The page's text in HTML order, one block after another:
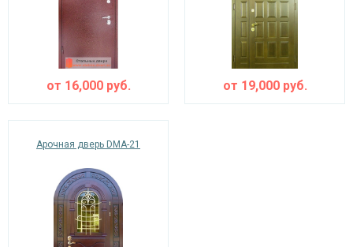
от 16,000руб. от 19,000руб.
Арочная дверь DMA-21